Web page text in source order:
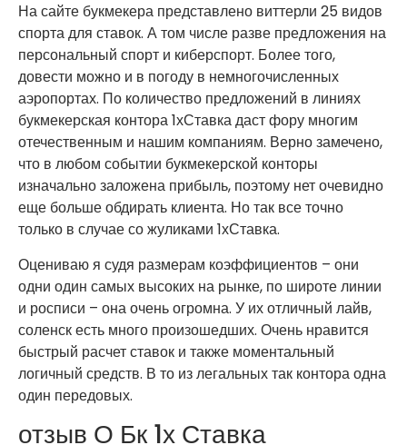
На сайте букмекера представлено виттерли 25 видов
спорта для ставок. А том числе разве предложения на
персональный спорт и киберспорт. Более того,
довести можно и в погоду в немногочисленных
аэропортах. По количество предложений в линиях
букмекерская контора 1хСтавка даст фору многим
отечественным и нашим компаниям. Верно замечено,
что в любом событии букмекерской конторы
изначально заложена прибыль, поэтому нет очевидно
еще больше обдирать клиента. Но так все точно
только в случае со жуликами 1хСтавка.
Оцениваю я судя размерам коэффициентов – они
одни один самых высоких на рынке, по широте линии
и росписи – она очень огромна. У их отличный лайв,
соленск есть много произошедших. Очень нравится
быстрый расчет ставок и также моментальный
логичный средств. В то из легальных так контора одна
один передовых.
отзыв О Бк 1х Ставка